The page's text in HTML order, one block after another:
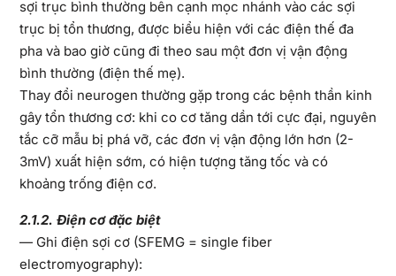
sợi trục bình thường bên cạnh mọc nhánh vào các sợi
trục bị tổn thương, được biểu hiện với các điện thế đa
pha và bao giờ cũng đi theo sau một đơn vị vận động
bình thường (điện thế mẹ).
Thay đổi neurogen thường gặp trong các bệnh thần kinh
gây tổn thương cơ: khi co cơ tăng dần tới cực đại, nguyên
tắc cỡ mẫu bị phá vỡ, các đơn vị vận động lớn hơn (2-
3mV) xuất hiện sớm, có hiện tượng tăng tốc và có
khoảng trống điện cơ.
2.1.2. Điện cơ đặc biệt
— Ghi điện sợi cơ (SFEMG = single fiber
electromyography):